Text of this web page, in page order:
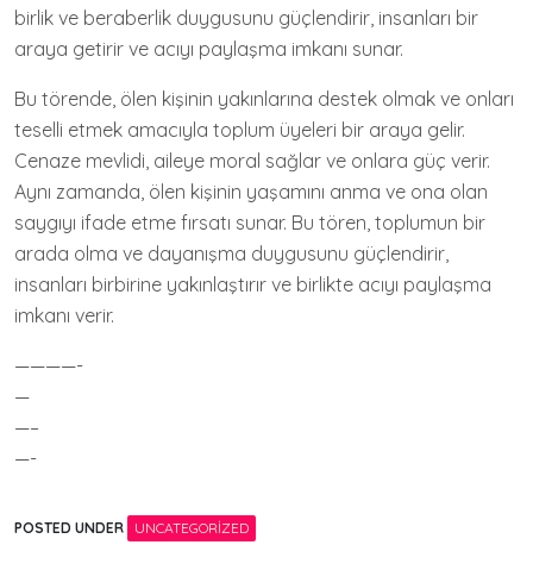
birlik ve beraberlik duygusunu güçlendirir, insanları bir
araya getirir ve acıyı paylaşma imkanı sunar.
Bu törende, ölen kişinin yakınlarına destek olmak ve onları
teselli etmek amacıyla toplum üyeleri bir araya gelir.
Cenaze mevlidi, aileye moral sağlar ve onlara güç verir.
Aynı zamanda, ölen kişinin yaşamını anma ve ona olan
saygıyı ifade etme fırsatı sunar. Bu tören, toplumun bir
arada olma ve dayanışma duygusunu güçlendirir,
insanları birbirine yakınlaştırır ve birlikte acıyı paylaşma
imkanı verir.
————-
—
—–
—-
POSTED UNDER UNCATEGORIZED